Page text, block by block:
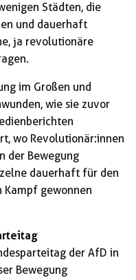
Städten, die
und dauerhaft
ja revolutionäre
im Großen und
wie sie zuvor
wo Revolutionär:innen
der Bewegung
dauerhaft für den
Kampf gewonnen
der AfD in
Bewegung